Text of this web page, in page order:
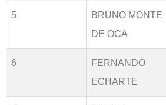
5
BRUNO MONTE
DE OCA
6
FERNANDO
ECHARTE